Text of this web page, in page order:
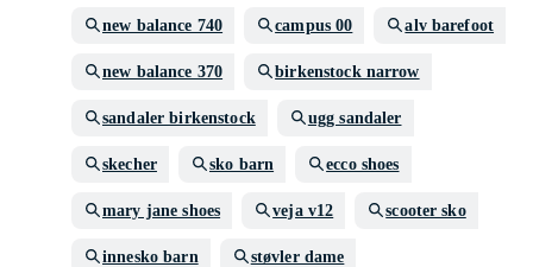
new balance 740 campus 00 alv barefoot
new balance 370 birkenstock narrow
sandaler birkenstock ugg sandaler
skecher sko barn ecco shoes
mary jane shoes veja v12 scooter sko
innesko barn støvler dame